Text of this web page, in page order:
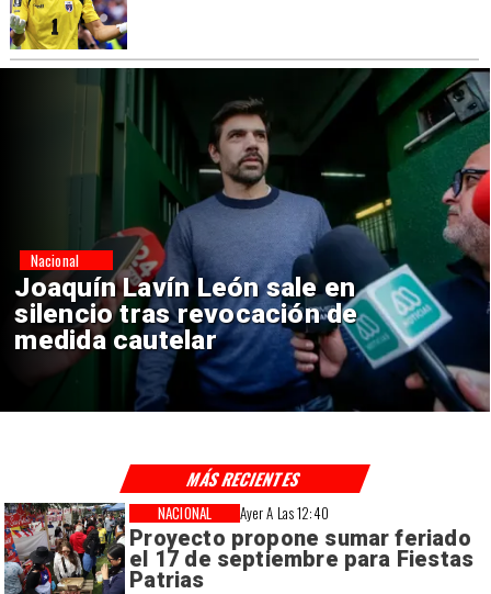
Chile y Venezuela formalizan
reinicio de relaciones
consulares
Nacional
Ayer A Las 12:40
Proyecto propone sumar feriado
el 17 de septiembre para Fiestas
Patrias
NACIONAL
MÁS RECIENTES